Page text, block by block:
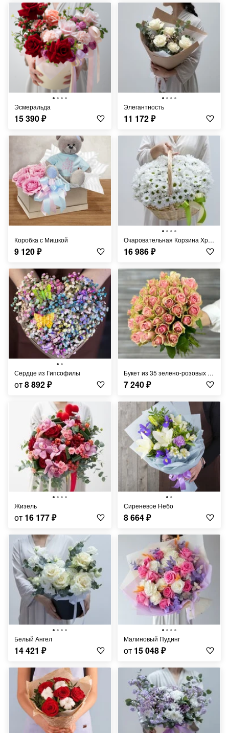
Эсмеральда
15 390₽
Элегантность
11 172₽
Коробка с Мишкой
9 120₽
Очаровательная Корзина Хризантем
16 986₽
Сердце из Гипсофилы
от8 892₽
Букет из 35 зелено-розовых роз с лентой Кения 40 см.
7 240₽
Жизель
от 16 177₽
Сиреневое Небо
8 664₽
Белый Ангел
14 421 ₽
Малиновый Пудинг
от 15 048₽